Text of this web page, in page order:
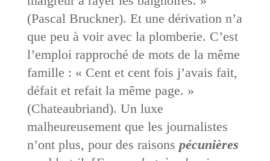
(Pascal Bruckner). Et une dérivation n’a
que peu à voir avec la plomberie. C’est
l’emploi rapproché de mots de la même
famille : « Cent et cent fois j’avais fait,
défait et refait la même page. »
(Chateaubriand). Un luxe
malheureusement que les journalistes
n’ont plus, pour des raisons pécunières